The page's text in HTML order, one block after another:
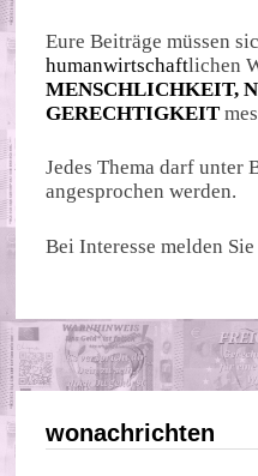
Eure Beiträge müssen
humanwirtschaftlichen
MENSCHLICHKEIT,
GERECHTIGKEIT
Jedes Thema darf unter
angesprochen werden.
Bei Interesse melden
wonachrichten